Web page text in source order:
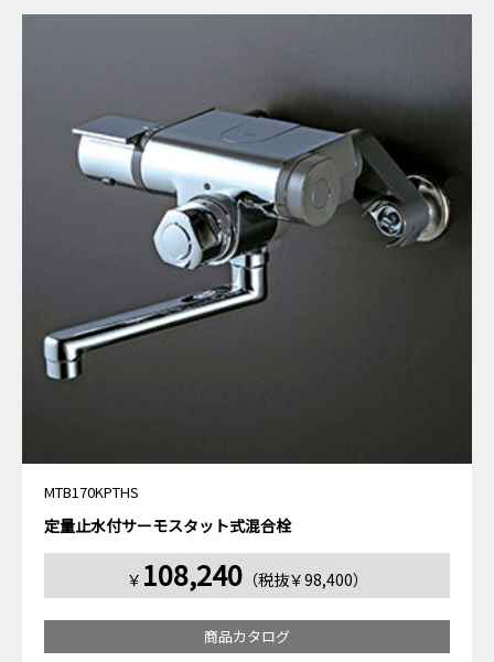
MTB170KPTHS
定量止水付サーモスタット式混合栓
￥ 108,240（税抜￥98,400）
商品カタログ